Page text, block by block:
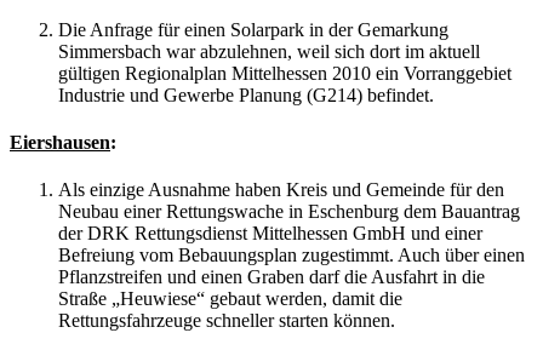
Die Anfrage für einen Solarpark in der Gemarkung
Simmersbach war abzulehnen, weil sich dort im aktuell
gültigen Regionalplan Mittelhessen 2010 ein Vorranggebiet
Industrie und Gewerbe Planung (G214) befindet.
Eiershausen:
Als einzige Ausnahme haben Kreis und Gemeinde für den
Neubau einer Rettungswache in Eschenburg dem Bauantrag
der DRK Rettungsdienst Mittelhessen GmbH und einer
Befreiung vom Bebauungsplan zugestimmt. Auch über einen
Pflanzstreifen und einen Graben darf die Ausfahrt in die
Straße „Heuwiese“ gebaut werden, damit die
Rettungsfahrzeuge schneller starten können.